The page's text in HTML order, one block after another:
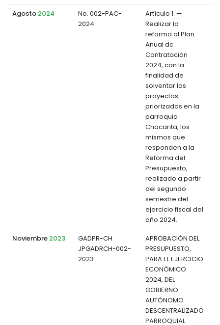
Agosto 2024
No. 002-PAC-
2024
Artículo 1. —
Realizar la
reforma al Plan
Anual dc
Contratación
2024, con la
finalidad de
solventar los
proyectos
priorizados en la
parroquia
Chacarita, los
mismos que
responden a Ia
Reforma del
Presupuesto,
realizado a partir
del segundo
semestre del
ejercicio fiscal del
año 2024.
Noviembre 2023
GADPR-CH
JPGADRCH-002-
2023
APROBACIÓN DEL
PRESUPUESTO,
PARA EL EJERCICIO
ECONÓMICO
2024, DEL
GOBIERNO
AUTÓNOMO
DESCENTRALIZADO
PARROQUIAL